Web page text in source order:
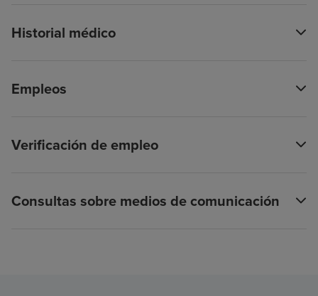
Historial médico
Empleos
Verificación de empleo
Consultas sobre medios de comunicación